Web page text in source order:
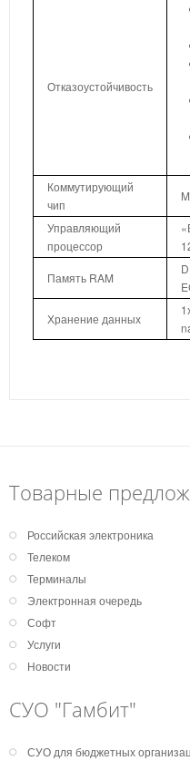
Отказоустойчивость
Коммутирующий
чип
Управляющий
процессор
Память RAM
Хранение данных
Товарные
Российская электроника
Телеком
Терминалы
Электронная очередь
Софт
Услуги
Новости
СУО "Гамбит"
СУО для бюджетных